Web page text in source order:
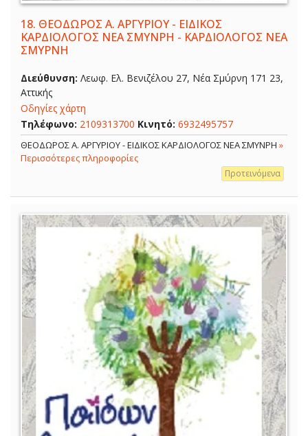
18. ΘΕΟΔΩΡΟΣ Α. ΑΡΓΥΡΙΟΥ - ΕΙΔΙΚΟΣ
ΚΑΡΔΙΟΛΟΓΟΣ ΝΕΑ ΣΜΥΝΡΗ - ΚΑΡΔΙΟΛΟΓΟΣ ΝΕΑ
ΣΜΥΡΝΗ
Διεύθυνση: Λεωφ. Ελ. Βενιζέλου 27, Νέα Σμύρνη 171 23,
Αττικής
Οδηγίες χάρτη
Τηλέφωνο: 2109313700 Κινητό: 6932495757
ΘΕΟΔΩΡΟΣ Α. ΑΡΓΥΡΙΟΥ - ΕΙΔΙΚΟΣ ΚΑΡΔΙΟΛΟΓΟΣ ΝΕΑ ΣΜΥΝΡΗ »
Περισσότερες πληροφορίες
Προτεινόμενα